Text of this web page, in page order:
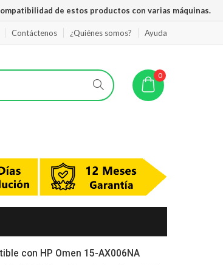
de estos productos con varias máquinas.
Contáctenos ¿Quiénes somos? Ayuda
0
con HP Omen 15-AX006NA